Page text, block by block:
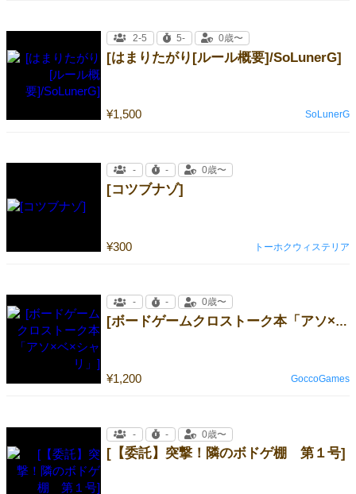
[はまりたがり[ルール概要]/SoLunerG]
¥1,500
2-5 5- 0歳〜
SoLunerG
[コツブナゾ]
¥300
- - 0歳〜
トーホクウィステリア
[ボードゲームクロストーク本「アソ×ベ×シャリ」]
¥1,200
- - 0歳〜
GoccoGames
[【委託】突撃！隣のボドゲ棚 第１号]
- - 0歳〜